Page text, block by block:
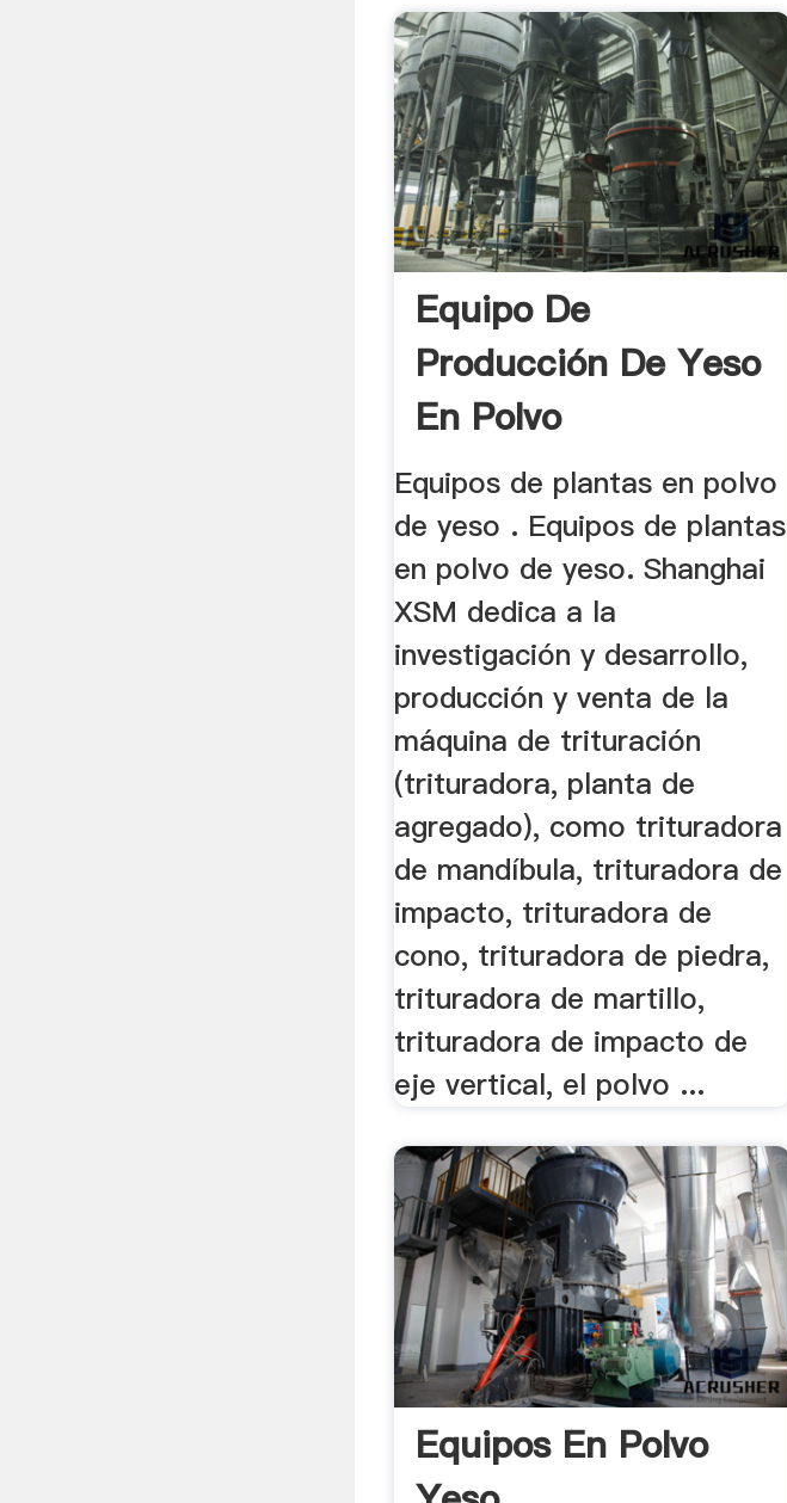
Equipo De
Producción De Yeso
En Polvo
Equipos de plantas en polvo
de yeso . Equipos de plantas
en polvo de yeso. Shanghai
XSM dedica a la
investigación y desarrollo,
producción y venta de la
máquina de trituración
(trituradora, planta de
agregado), como trituradora
de mandíbula, trituradora de
impacto, trituradora de
cono, trituradora de piedra,
trituradora de martillo,
trituradora de impacto de
eje vertical, el polvo ...
Equipos En Polvo